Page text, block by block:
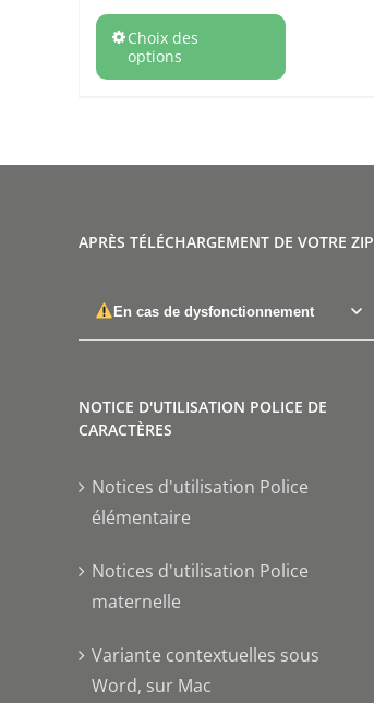
Choix des
options
APRÈS TÉLÉCHARGEMENT DE VOTRE ZIP
En cas de dysfonctionnement
NOTICE D'UTILISATION POLICE DE
CARACTÈRES
Notices d'utilisation Police
élémentaire
Notices d'utilisation Police
maternelle
Variante contextuelles sous
Word, sur Mac